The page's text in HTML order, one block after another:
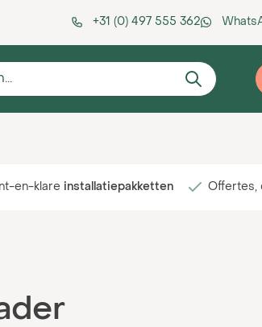
+31 (0) 497 555 362
en-klare installatiepakketten Offertes,